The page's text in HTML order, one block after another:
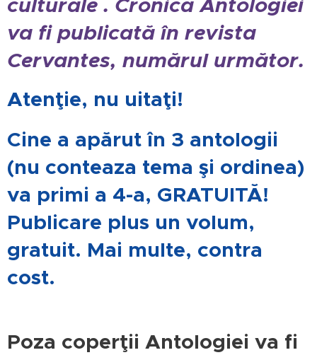
va fi publicată în revista
Cervantes, numărul următor.
Atenţie, nu uitaţi!
Cine a apărut în 3 antologii
(nu conteaza tema şi ordinea)
va primi a 4-a, GRATUITĂ!
Publicare plus un volum,
gratuit. Mai multe, contra
cost.
Poza coperţii Antologiei va fi